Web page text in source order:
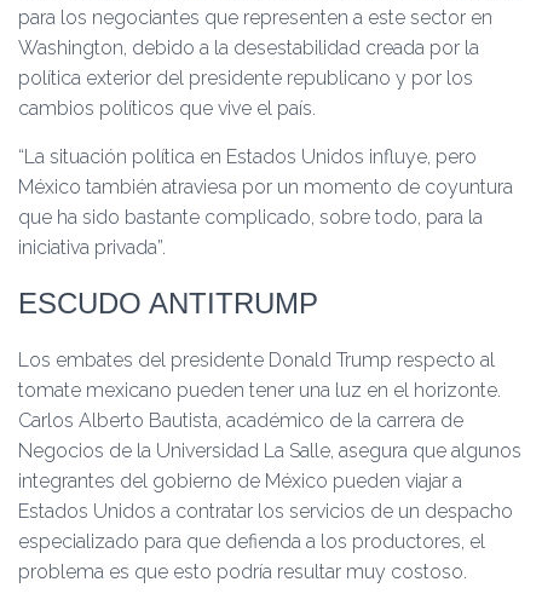
para los negociantes que representen a este sector en
Washington, debido a la desestabilidad creada por la
política exterior del presidente republicano y por los
cambios políticos que vive el país.
“La situación política en Estados Unidos influye, pero
México también atraviesa por un momento de coyuntura
que ha sido bastante complicado, sobre todo, para la
iniciativa privada”.
ESCUDO ANTITRUMP
Los embates del presidente Donald Trump respecto al
tomate mexicano pueden tener una luz en el horizonte.
Carlos Alberto Bautista, académico de la carrera de
Negocios de la Universidad La Salle, asegura que algunos
integrantes del gobierno de México pueden viajar a
Estados Unidos a contratar los servicios de un despacho
especializado para que defienda a los productores, el
problema es que esto podría resultar muy costoso.